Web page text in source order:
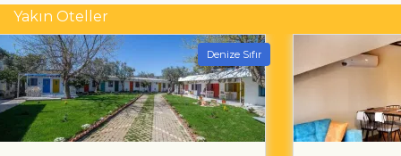
Yakın Oteller
Denize Sıfır